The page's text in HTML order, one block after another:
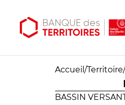
Accueil /Territoire/
BASSIN